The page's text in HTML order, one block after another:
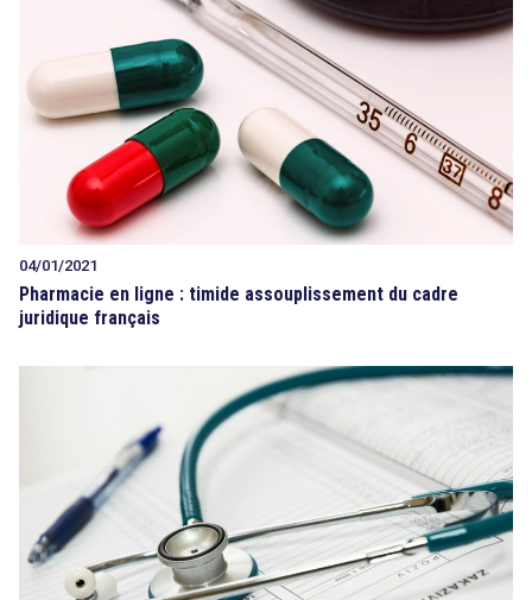
04/01/2021
Pharmacie en ligne : timide assouplissement du cadre
juridique français